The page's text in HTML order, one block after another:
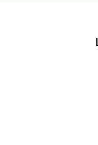
support de
graphique afin
Opter